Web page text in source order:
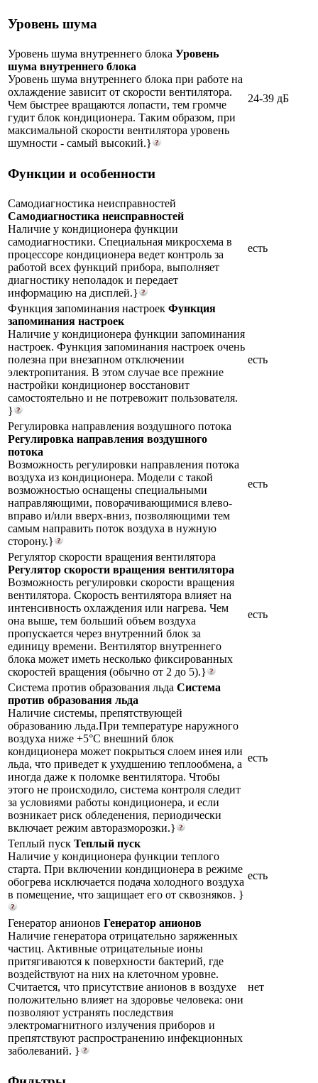
Уровень шума
Уровень шума внутреннего блока Уровень
шума внутреннего блока
Уровень шума внутреннего блока при работе на
охлаждение зависит от скорости вентилятора.
Чем быстрее вращаются лопасти, тем громче
гудит блок кондиционера. Таким образом, при
максимальной скорости вентилятора уровень
шумности - самый высокий.}
24-39 дБ
Функции и особенности
Самодиагностика неисправностей
Самодиагностика неисправностей
Наличие у кондиционера функции
самодиагностики. Специальная микросхема в
процессоре кондиционера ведет контроль за
работой всех функций прибора, выполняет
диагностику неполадок и передает
информацию на дисплей.}
есть
Функция запоминания настроек Функция
запоминания настроек
Наличие у кондиционера функции запоминания
настроек. Функция запоминания настроек очень
полезна при внезапном отключении
электропитания. В этом случае все прежние
настройки кондиционер восстановит
самостоятельно и не потревожит пользователя.
}
есть
Регулировка направления воздушного потока
Регулировка направления воздушного
потока
Возможность регулировки направления потока
воздуха из кондиционера. Модели с такой
возможностью оснащены специальными
направляющими, поворачивающимися влево-
вправо и/или вверх-вниз, позволяющими тем
самым направить поток воздуха в нужную
сторону.}
есть
Регулятор скорости вращения вентилятора
Регулятор скорости вращения вентилятора
Возможность регулировки скорости вращения
вентилятора. Скорость вентилятора влияет на
интенсивность охлаждения или нагрева. Чем
она выше, тем больший объем воздуха
пропускается через внутренний блок за
единицу времени. Вентилятор внутреннего
блока может иметь несколько фиксированных
скоростей вращения (обычно от 2 до 5).}
есть
Система против образования льда Система
против образования льда
Наличие системы, препятствующей
образованию льда.При температуре наружного
воздуха ниже +5°С внешний блок
кондиционера может покрыться слоем инея или
льда, что приведет к ухудшению теплообмена, а
иногда даже к поломке вентилятора. Чтобы
этого не происходило, система контроля следит
за условиями работы кондиционера, и если
возникает риск обледенения, периодически
включает режим авторазморозки.}
есть
Теплый пуск Теплый пуск
Наличие у кондиционера функции теплого
старта. При включении кондиционера в режиме
обогрева исключается подача холодного воздуха
в помещение, что защищает его от сквозняков. }
есть
Генератор анионов Генератор анионов
Наличие генератора отрицательно заряженных
частиц. Активные отрицательные ионы
притягиваются к поверхности бактерий, где
воздействуют на них на клеточном уровне.
Считается, что присутствие анионов в воздухе
положительно влияет на здоровье человека: они
позволяют устранять последствия
электромагнитного излучения приборов и
препятствуют распространению инфекционных
заболеваний. }
нет